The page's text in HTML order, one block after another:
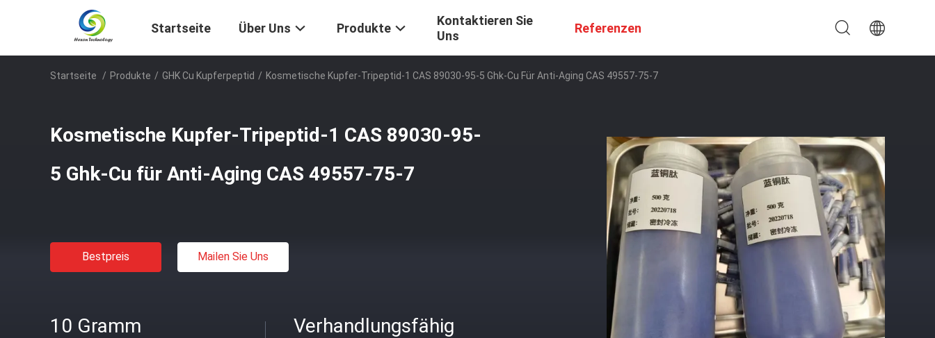
Startseite Über Uns Produkte
Kontaktieren Sie
Uns
Referenzen
Startseite / Produkte / GHK Cu Kupferpeptid / Kosmetische Kupfer-Tripeptid-1 CAS 89030-95-5 Ghk-Cu Für Anti-Aging CAS 49557-75-7
Kosmetische Kupfer-Tripeptid-1 CAS 89030-95-
5 Ghk-Cu für Anti-Aging CAS 49557-75-7
Bestpreis Mailen Sie Uns
10 Gramm Verhandlungsfähig